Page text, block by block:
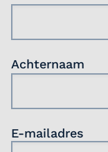
scholing
voor je
Je komt
van
Achternaam
E-mailadres